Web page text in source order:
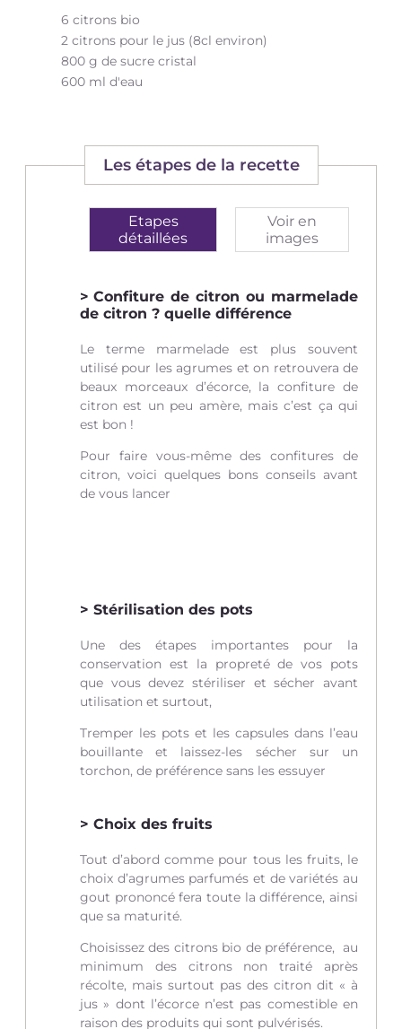
6 citrons bio
2 citrons pour le jus (8cl environ)
800 g de sucre cristal
600 ml d'eau
Les étapes de la recette
Etapes
détaillées
Voir en
images
Confiture de citron ou marmelade
de citron ? quelle différence
Le terme marmelade est plus souvent
utilisé pour les agrumes et on retrouvera de
beaux morceaux d’écorce, la confiture de
citron est un peu amère, mais c’est ça qui
est bon !
Pour faire vous-même des confitures de
citron, voici quelques bons conseils avant
de vous lancer
Stérilisation des pots
Une des étapes importantes pour la
conservation est la propreté de vos pots
que vous devez stériliser et sécher avant
utilisation et surtout,
Tremper les pots et les capsules dans l’eau
bouillante et laissez-les sécher sur un
torchon, de préférence sans les essuyer
Choix des fruits
Tout d’abord comme pour tous les fruits, le
choix d’agrumes parfumés et de variétés au
gout prononcé fera toute la différence, ainsi
que sa maturité.
Choisissez des citrons bio de préférence, au
minimum des citrons non traité après
récolte, mais surtout pas des citron dit « à
jus » dont l’écorce n’est pas comestible en
raison des produits qui sont pulvérisés.